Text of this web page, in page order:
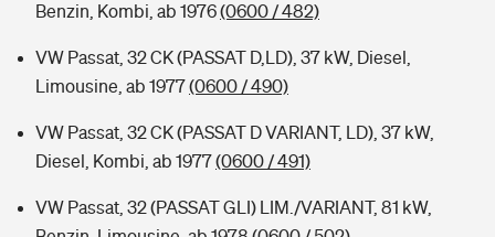
Benzin, Kombi, ab 1976(0600 / 482)
VW Passat, 32 CK (PASSAT D,LD), 37 kW, Diesel,
Limousine, ab 1977(0600 / 490)
VW Passat, 32 CK (PASSAT D VARIANT, LD), 37 kW,
Diesel, Kombi, ab 1977(0600 / 491)
VW Passat, 32 (PASSAT GLI) LIM./VARIANT, 81 kW,